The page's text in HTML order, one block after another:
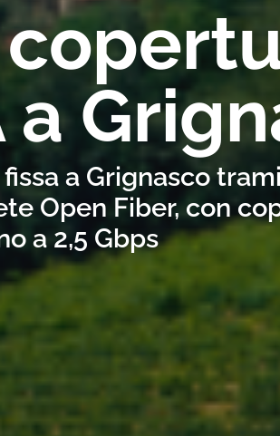
a Grignasco
Open Fiber, con
a 2,5 Gbps